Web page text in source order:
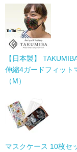
【日本製】
伸縮4ガードフィット
（M）
マスクケース 10枚セ